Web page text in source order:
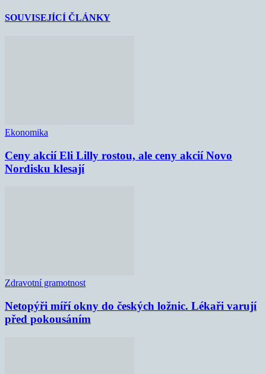
SOUVISEJÍCÍ ČLÁNKY
Ekonomika
Ceny akcií Eli Lilly rostou, ale ceny akcií Novo
Nordisku klesají
Zdravotní gramotnost
Netopýři míří okny do českých ložnic. Lékaři varují
před pokousáním